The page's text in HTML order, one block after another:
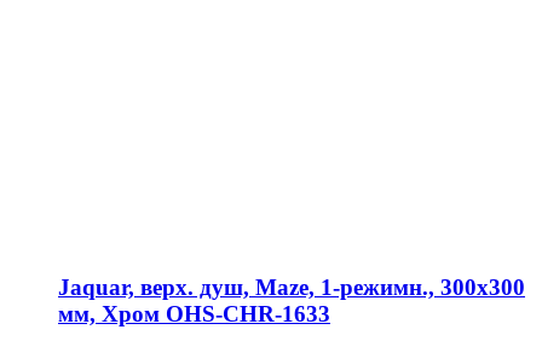
Jaquar, верх. душ, Maze, 1-режимн., 300х300
мм, Хром OHS-CHR-1633